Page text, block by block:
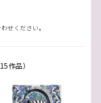
せください。
作品）